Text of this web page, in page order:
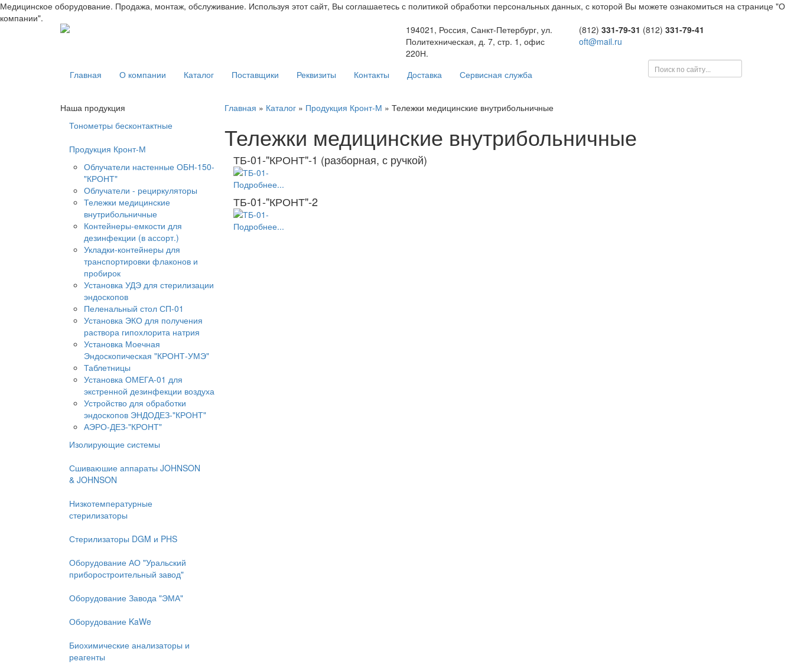
Медицинское оборудование. Продажа, монтаж, обслуживание. Используя этот сайт, Вы соглашаетесь с политикой обработки персональных данных, с которой Вы можете ознакомиться на странице "О
компании".
194021, Россия, Санкт-Петербург, ул.
Политехническая, д. 7, стр. 1, офис
220Н.
(812) 331-79-31 (812) 331-79-41
oft@mail.ru
Главная О компании Каталог Поставщики Реквизиты Контакты Доставка Сервисная служба
Наша продукция
Тонометры бесконтактные
Продукция Кронт-М
Облучатели настенные ОБН-150-
"КРОНТ"
Облучатели - рециркуляторы
Тележки медицинские
внутрибольничные
Контейнеры-емкости для
дезинфекции (в ассорт.)
Укладки-контейнеры для
транспортировки флаконов и
пробирок
Установка УДЭ для стерилизации
эндоскопов
Пеленальный стол СП-01
Установка ЭКО для получения
раствора гипохлорита натрия
Установка Моечная
Эндоскопическая "КРОНТ-УМЭ"
Таблетницы
Установка ОМЕГА-01 для
экстренной дезинфекции воздуха
Устройство для обработки
эндоскопов ЭНДОДЕЗ-"КРОНТ"
АЭРО-ДЕЗ-"КРОНТ"
Изолирующие системы
Сшиваюшие аппараты JOHNSON
& JOHNSON
Низкотемпературные
стерилизаторы
Стерилизаторы DGM и PHS
Оборудование АО "Уральский
приборостроительный завод"
Оборудование Завода "ЭМА"
Оборудование KaWe
Биохимические анализаторы и
реагенты
Главная » Каталог» Продукция Кронт-М » Тележки медицинские внутрибольничные
Тележки медицинские внутрибольничные
ТБ-01-"КРОНТ"-1 (разборная, с ручкой)
Подробнее...
ТБ-01-"КРОНТ"-2
Подробнее...